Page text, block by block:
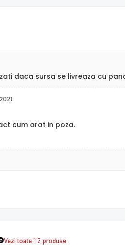
daca sursa se livreaza cu
cum arat in poza.
Vezi toate 12 produse